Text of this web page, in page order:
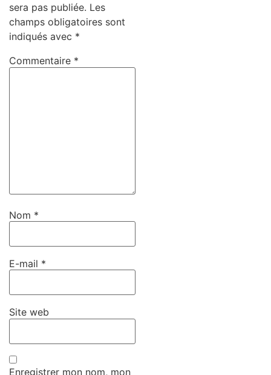
sera pas publiée. Les
champs obligatoires sont
indiqués avec *
Commentaire *
Nom *
E-mail *
Site web
Enregistrer mon nom, mon